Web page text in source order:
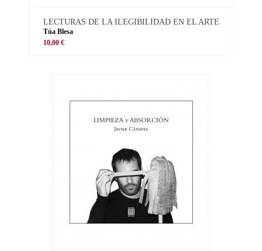
LECTURAS DE LA ILEGIBILIDAD EN EL ARTE
Túa Blesa
10,00 €